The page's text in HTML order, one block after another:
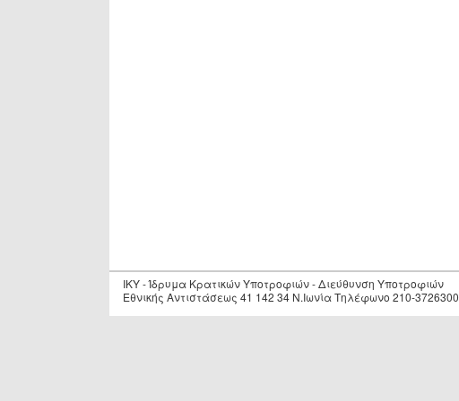
IKY - Ίδρυμα Κρατικών Υποτροφιών - Διεύθυνση Υποτροφιών
Εθνικής Αντιστάσεως 41 142 34 Ν.Ιωνία Τηλέφωνο 210-3726300